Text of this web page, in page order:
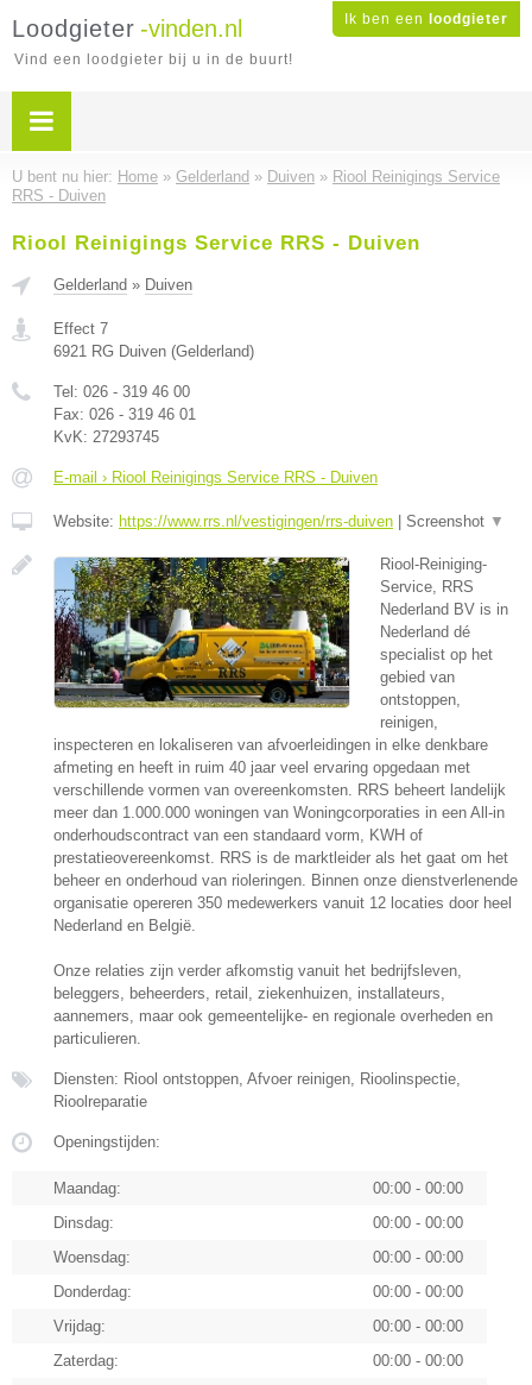
Ik ben een loodgieter
Loodgieter -vinden.nl
Vind een loodgieter bij u in de buurt!
U bent nu hier: Home » Gelderland » Duiven » Riool Reinigings Service
RRS - Duiven
Riool Reinigings Service RRS - Duiven
Gelderland » Duiven
Effect 7
6921 RG Duiven (Gelderland)
Tel: 026 - 319 46 00
Fax: 026 - 319 46 01
KvK: 27293745
E-mail › Riool Reinigings Service RRS - Duiven
Website: https://www.rrs.nl/vestigingen/rrs-duiven Screenshot ▼
Riool-Reiniging-
Service, RRS
Nederland BV is in
Nederland dé
specialist op het
gebied van
ontstoppen,
reinigen,
inspecteren en lokaliseren van afvoerleidingen in elke denkbare
afmeting en heeft in ruim 40 jaar veel ervaring opgedaan met
verschillende vormen van overeenkomsten. RRS beheert landelijk
meer dan 1.000.000 woningen van Woningcorporaties in een All-in
onderhoudscontract van een standaard vorm, KWH of
prestatieovereenkomst. RRS is de marktleider als het gaat om het
beheer en onderhoud van rioleringen. Binnen onze dienstverlenende
organisatie opereren 350 medewerkers vanuit 12 locaties door heel
Nederland en België.
Onze relaties zijn verder afkomstig vanuit het bedrijfsleven,
beleggers, beheerders, retail, ziekenhuizen, installateurs,
aannemers, maar ook gemeentelijke- en regionale overheden en
particulieren.
Diensten: Riool ontstoppen, Afvoer reinigen, Rioolinspectie,
Rioolreparatie
Openingstijden:
Maandag:
00:00 - 00:00
Dinsdag:
00:00 - 00:00
Woensdag:
00:00 - 00:00
Donderdag:
00:00 - 00:00
Vrijdag:
00:00 - 00:00
Zaterdag:
00:00 - 00:00